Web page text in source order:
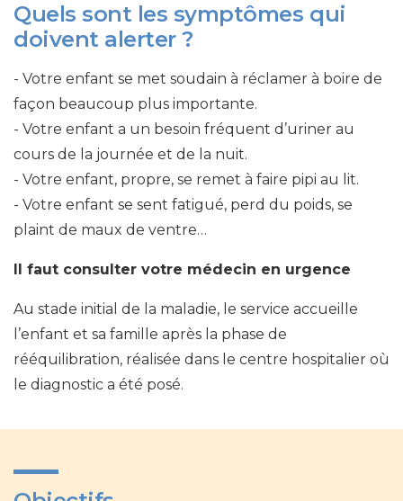
Quels sont les symptômes qui
doivent alerter ?
Votre enfant se met soudain à réclamer à boire de
façon beaucoup plus importante.
Votre enfant a un besoin fréquent d’uriner au
cours de la journée et de la nuit.
Votre enfant, propre, se remet à faire pipi au lit.
Votre enfant se sent fatigué, perd du poids, se
plaint de maux de ventre…
Il faut consulter votre médecin en urgence
Au stade initial de la maladie, le service accueille
l’enfant et sa famille après la phase de
rééquilibration, réalisée dans le centre hospitalier où
le diagnostic a été posé.